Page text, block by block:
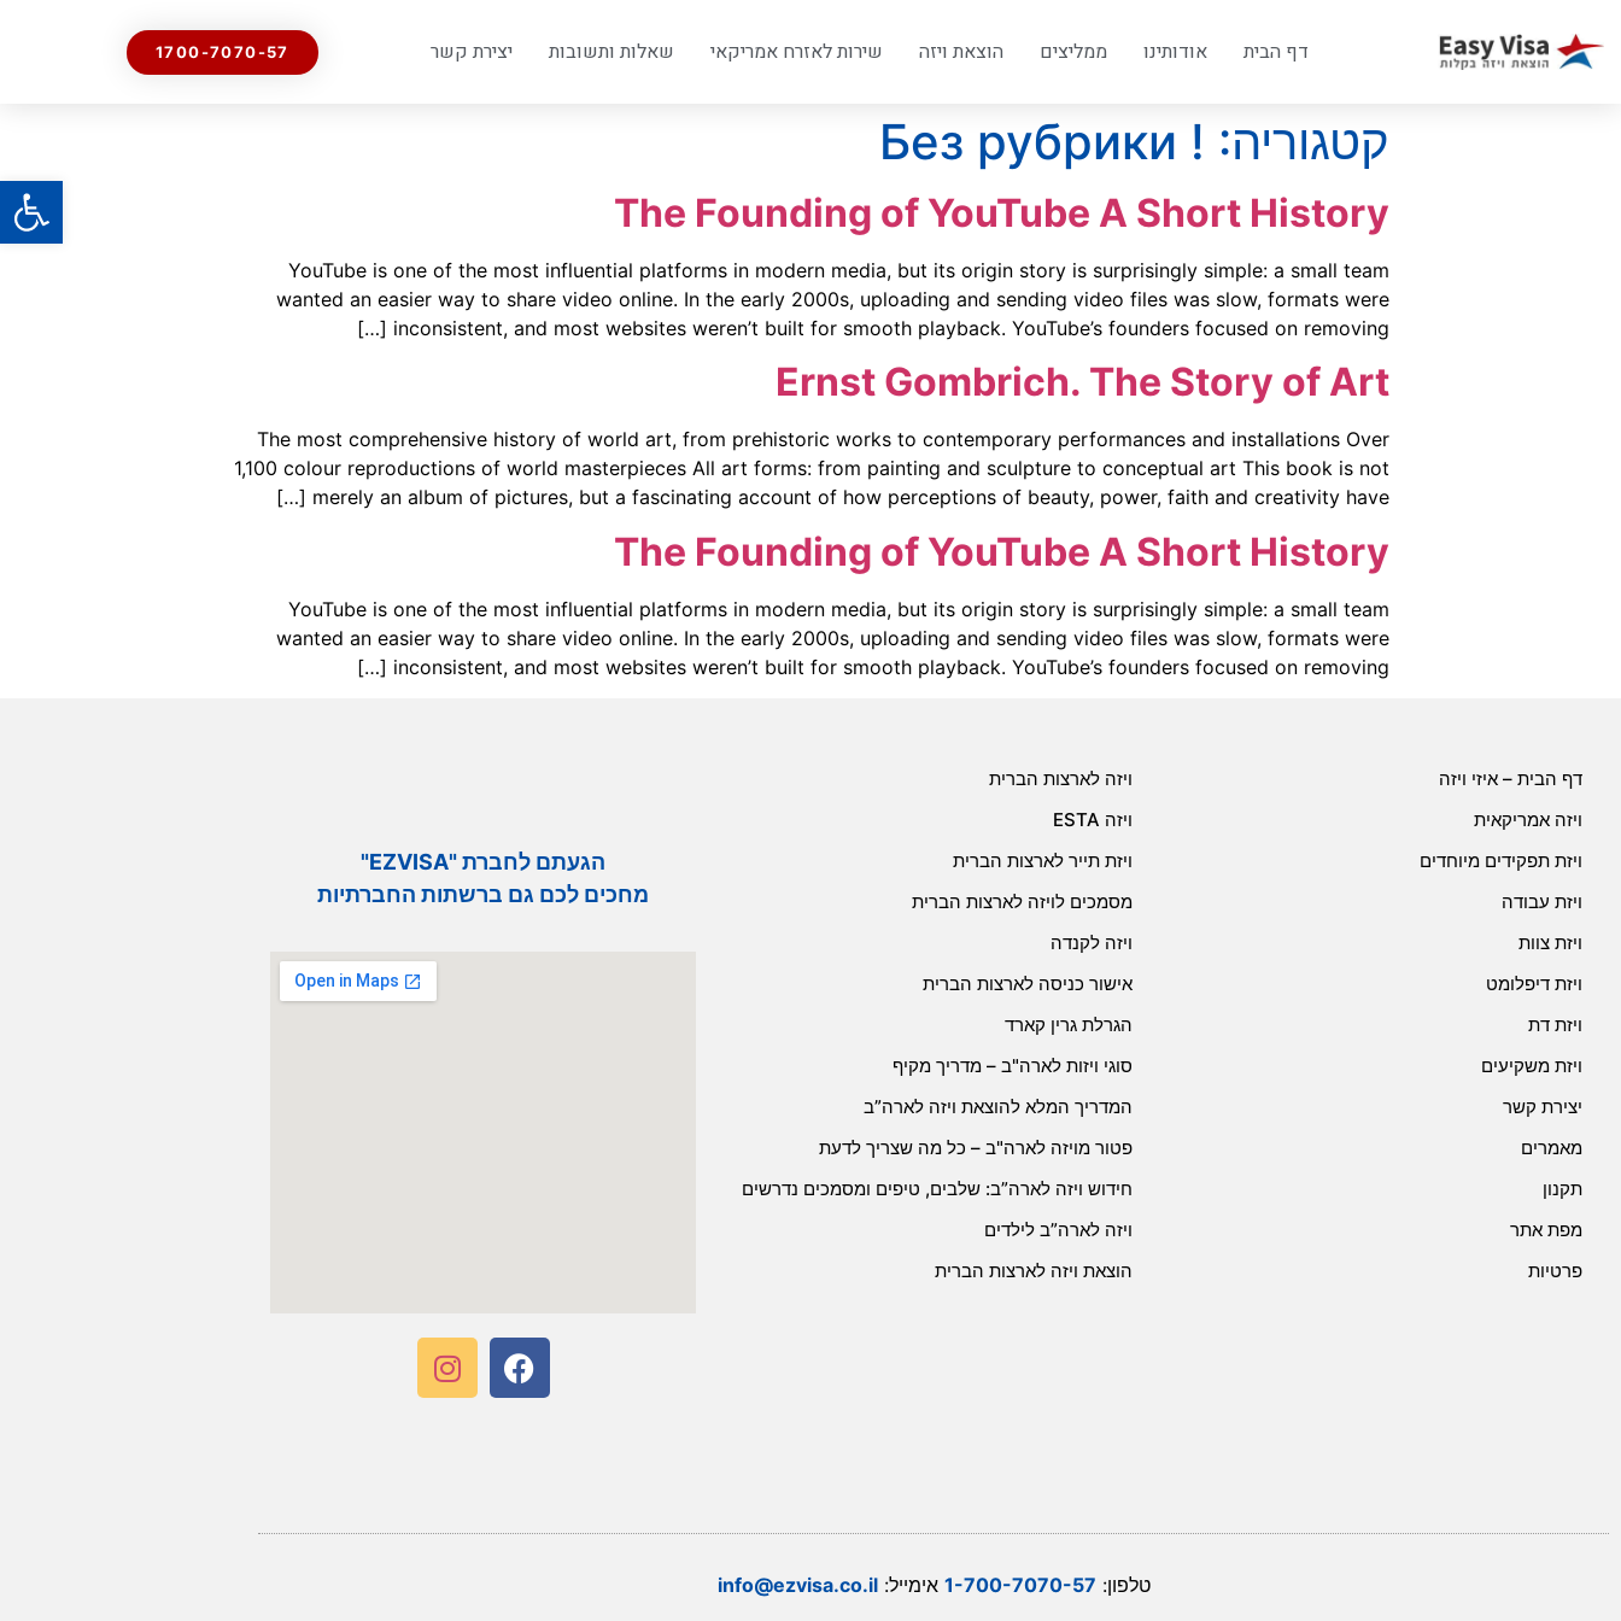
דף הבית אודותינו ממליצים הוצאת ויזה שירות לאזרח אמריקאי שאלות ותשובות יצירת קשר 1700-7070-57
קטגוריה: ! Без рубрики
The Founding of YouTube A Short History
YouTube is one of the most influential platforms in modern media, but its origin story is surprisingly simple: a small team
wanted an easier way to share video online. In the early 2000s, uploading and sending video files was slow, formats were
inconsistent, and most websites weren’t built for smooth playback. YouTube’s founders focused on removing […]
Ernst Gombrich. The Story of Art
The most comprehensive history of world art, from prehistoric works to contemporary performances and installations Over
1,100 colour reproductions of world masterpieces All art forms: from painting and sculpture to conceptual art This book is not
merely an album of pictures, but a fascinating account of how perceptions of beauty, power, faith and creativity have […]
The Founding of YouTube A Short History
YouTube is one of the most influential platforms in modern media, but its origin story is surprisingly simple: a small team
wanted an easier way to share video online. In the early 2000s, uploading and sending video files was slow, formats were
inconsistent, and most websites weren’t built for smooth playback. YouTube’s founders focused on removing […]
דף הבית – איזי ויזה
ויזה אמריקאית
ויזת תפקידים מיוחדים
ויזת עבודה
ויזת צוות
ויזת דיפלומט
ויזת דת
ויזת משקיעים
יצירת קשר
מאמרים
תקנון
מפת אתר
פרטיות
ויזה לארצות הברית
ויזה ESTA
ויזת תייר לארצות הברית
מסמכים לויזה לארצות הברית
ויזה לקנדה
אישור כניסה לארצות הברית
הגרלת גרין קארד
סוגי ויזות לארה"ב – מדריך מקיף
המדריך המלא להוצאת ויזה לארה”ב
פטור מויזה לארה"ב – כל מה שצריך לדעת
חידוש ויזה לארה”ב: שלבים, טיפים ומסמכים נדרשים
ויזה לארה”ב לילדים
הוצאת ויזה לארצות הברית
הגעתם לחברת "EZVISA"
מחכים לכם גם ברשתות החברתיות
טלפון: 1-700-7070-57 אימייל:info@ezvisa.co.il